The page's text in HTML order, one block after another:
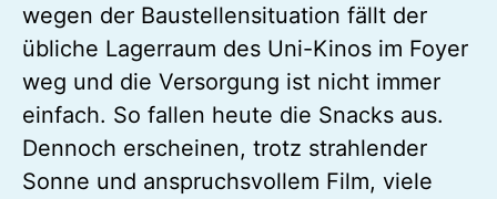
wegen der Baustellensituation fällt der
übliche Lagerraum des Uni-Kinos im Foyer
weg und die Versorgung ist nicht immer
einfach. So fallen heute die Snacks aus.
Dennoch erscheinen, trotz strahlender
Sonne und anspruchsvollem Film, viele